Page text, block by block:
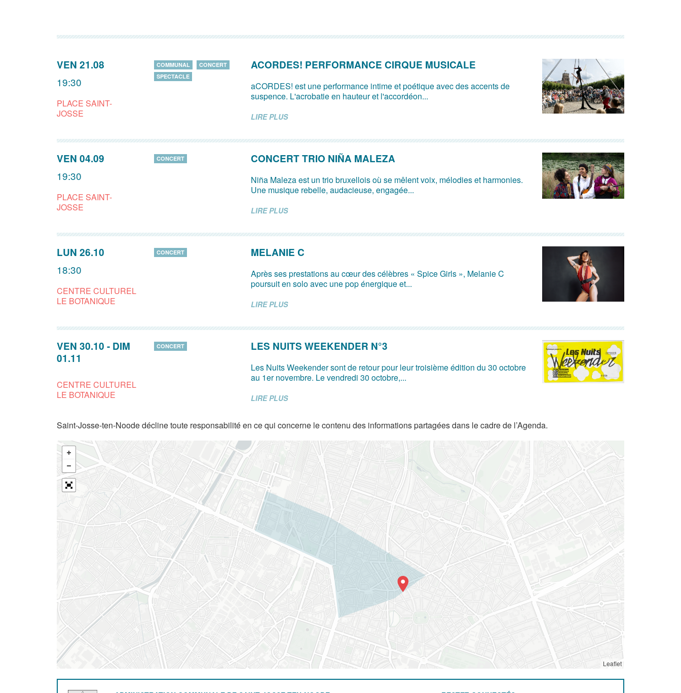
VEN 21.08
19:30
PLACE SAINT-
JOSSE
COMMUNAL
CONCERT
SPECTACLE
ACORDES! PERFORMANCE CIRQUE MUSICALE
aCORDES! est une performance intime et poétique avec des accents de
suspence. L'acrobatie en hauteur et l'accordéon...
LIRE PLUS
VEN 04.09
19:30
PLACE SAINT-
JOSSE
CONCERT CONCERT TRIO NIÑA MALEZA
Niña Maleza est un trio bruxellois où se mêlent voix, mélodies et harmonies.
Une musique rebelle, audacieuse, engagée...
LIRE PLUS
LUN 26.10
18:30
CENTRE CULTUREL
LE BOTANIQUE
CONCERT MELANIE C
Après ses prestations au cœur des célèbres « Spice Girls », Melanie C
poursuit en solo avec une pop énergique et...
LIRE PLUS
VEN 30.10 - DIM
01.11
CENTRE CULTUREL
LE BOTANIQUE
CONCERT LES NUITS WEEKENDER N°3
Les Nuits Weekender sont de retour pour leur troisième édition du 30 octobre
au 1er novembre. Le vendredi 30 octobre,...
LIRE PLUS
Saint-Josse-ten-Noode décline toute responsabilité en ce qui concerne le contenu des informations partagées dans le cadre de l’Agenda.
Leaflet